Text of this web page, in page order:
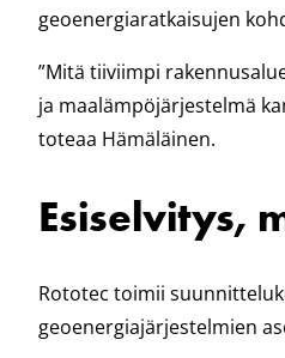
geoenergiaratkaisujen
”Mitä tiiviimpi
ja maalämpöjärjestelmä
toteaa Hämäläinen.
Esiselvitys,
Rototec toimii
geoenergiajärjestelmien